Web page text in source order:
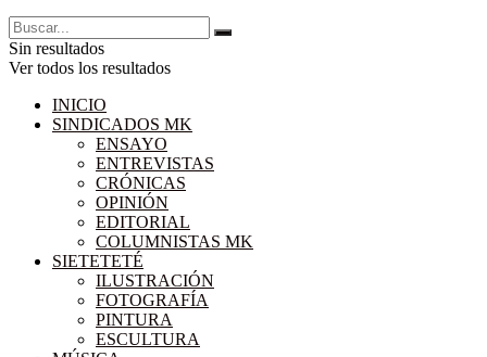
Sin resultados
Ver todos los resultados
INICIO
SINDICADOS MK
ENSAYO
ENTREVISTAS
CRÓNICAS
OPINIÓN
EDITORIAL
COLUMNISTAS MK
SIETETETÉ
ILUSTRACIÓN
FOTOGRAFÍA
PINTURA
ESCULTURA